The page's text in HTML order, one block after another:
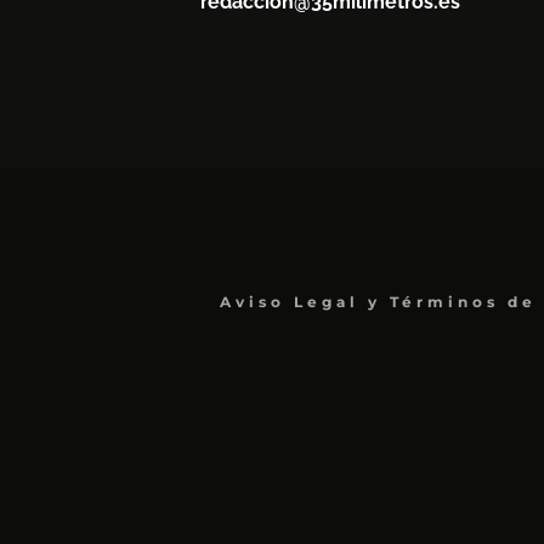
Aviso Legal y Términos de